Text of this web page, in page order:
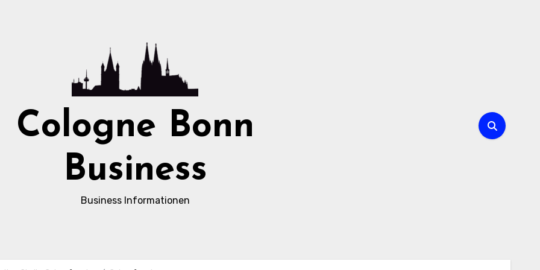
Cologne Bonn
Business
Business Informationen